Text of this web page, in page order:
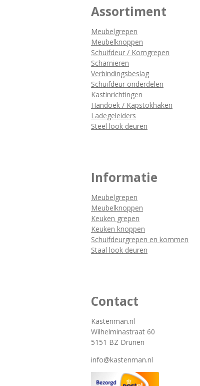
Assortiment
Meubelgrepen
Meubelknoppen
Schuifdeur / Komgrepen
Scharnieren
Verbindingsbeslag
Schuifdeur onderdelen
Kastinrichtingen
Handoek / Kapstokhaken
Ladegeleiders
Steel look deuren
Informatie
Meubelgrepen
Meubelknoppen
Keuken grepen
Keuken knoppen
Schuifdeurgrepen en kommen
Staal look deuren
Contact
Kastenman.nl
Wilhelminastraat 60
5151 BZ Drunen
info@kastenman.nl